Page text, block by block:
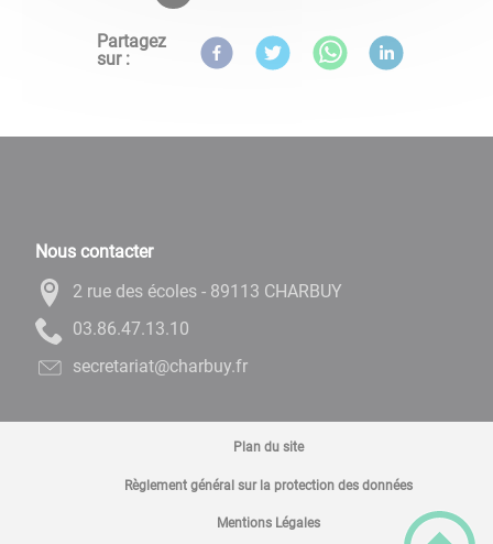
Partagez
sur :
Nous contacter
2 rue des écoles - 89113 CHARBUY
01.31.74.68.30
rf.yubrahc@tairaterces
Plan du site
Règlement général sur la protection des données
Mentions Légales